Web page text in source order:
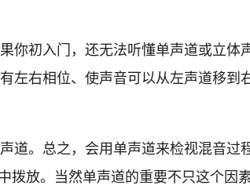
你初入门，还无法听懂单声道或立
左右相位、使声音可以从左声道移
道。总之，会用单声道来检视混音
拨放。当然单声道的重要不只这个